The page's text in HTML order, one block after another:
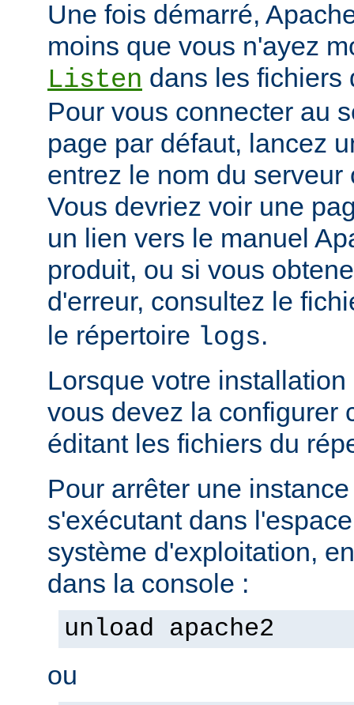
Une fois démarré,
moins que vous n'ayez
Listen dans les fichiers
Pour vous connecter au
page par défaut, lancez
entrez le nom du serveur
Vous devriez voir une
un lien vers le manuel
produit, ou si vous
d'erreur, consultez le
le répertoire logs.
Lorsque votre
vous devez la configurer
éditant les fichiers du
Pour arrêter une
s'exécutant dans
système d'exploitation,
dans la console :
unload apache2
ou